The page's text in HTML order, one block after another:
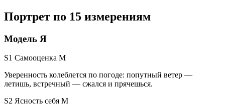
Портрет по 15 измерениям
Модель Я
S1 Самооценка M
Уверенность колеблется по погоде: попутный ветер —
летишь, встречный — сжался и прячешься.
S2 Ясность себя M